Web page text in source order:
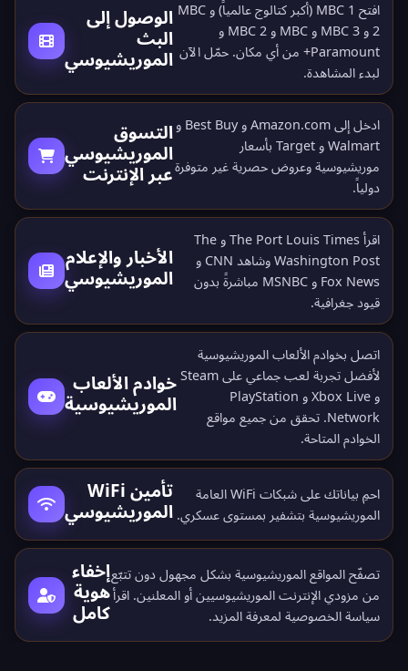
الوصول إلى
البث
الموريشيوسي
افتح MBC 1 (أكبر كتالوج عالمياً) و MBC
2 و MBC 3 و MBC و MBC 2 و
Paramount+ من أي مكان.
حمّل الآن
لبدء المشاهدة.
التسوق
الموريشيوسي
عبر الإنترنت
ادخل إلى Amazon.com و Best Buy و
Walmart و Target بأسعار
موريشيوسية وعروض حصرية غير متوفرة
دولياً.
الأخبار والإعلام
الموريشيوسي
اقرأ The Port Louis Times و The
Washington Post وشاهد CNN و
Fox News و MSNBC مباشرةً بدون
قيود جغرافية.
خوادم الألعاب
الموريشيوسية
اتصل بخوادم الألعاب الموريشيوسية
لأفضل تجربة لعب جماعي على Steam
و Xbox Live و PlayStation
Network. تحقق من جميع
مواقع
الخوادم المتاحة.
تأمين WiFi
الموريشيوسي
احمِ بياناتك على شبكات WiFi العامة
الموريشيوسية بتشفير بمستوى عسكري.
إخفاء
هوية
كامل
تصفّح المواقع الموريشيوسية بشكل مجهول دون تتبّع
من مزودي الإنترنت الموريشيوسيين أو المعلنين. اقرأ
سياسة الخصوصية لمعرفة المزيد.